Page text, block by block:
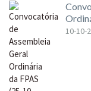
10-10-